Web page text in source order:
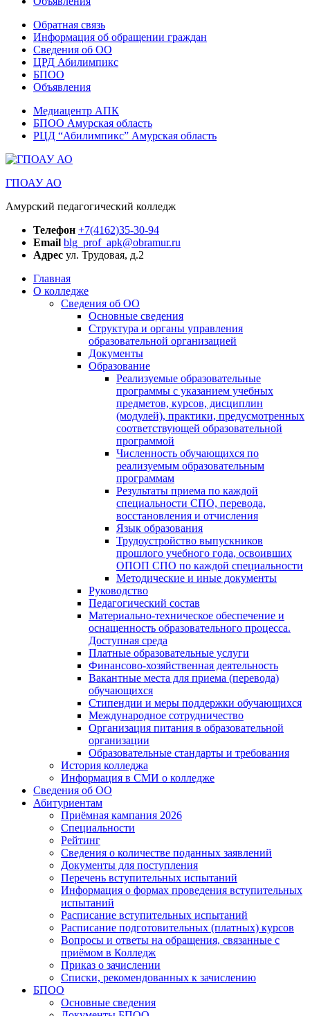
Обратная связь
Информация об обращении граждан
Сведения об ОО
ЦРД Абилимпикс
БПОО
Объявления
Медиацентр АПК
БПОО Амурская область
РЦД “Абилимпикс” Амурская область
ГПОАУ АО
Амурский педагогический колледж
Телефон +7(4162)35-30-94
Email blg_prof_apk@obramur.ru
Адрес ул. Трудовая, д.2
Главная
О колледже
Сведения об ОО
Основные сведения
Структура и органы управления
образовательной организацией
Документы
Образование
Реализуемые образовательные
программы с указанием учебных
предметов, курсов, дисциплин
(модулей), практики, предусмотренных
соответствующей образовательной
программой
Численность обучающихся по
реализуемым образовательным
программам
Результаты приема по каждой
специальности СПО, перевода,
восстановления и отчисления
Язык образования
Трудоустройство выпускников
прошлого учебного года, освоивших
ОПОП СПО по каждой специальности
Методические и иные документы
Руководство
Педагогический состав
Материально-техническое обеспечение и
оснащенность образовательного процесса.
Доступная среда
Платные образовательные услуги
Финансово-хозяйственная деятельность
Вакантные места для приема (перевода)
обучающихся
Стипендии и меры поддержки обучающихся
Международное сотрудничество
Организация питания в образовательной
организации
Образовательные стандарты и требования
История колледжа
Информация в СМИ о колледже
Сведения об ОО
Абитуриентам
Приёмная кампания 2026
Специальности
Рейтинг
Сведения о количестве поданных заявлений
Документы для поступления
Перечень вступительных испытаний
Информация о формах проведения вступительных
испытаний
Расписание вступительных испытаний
Расписание подготовительных (платных) курсов
Вопросы и ответы на обращения, связанные с
приёмом в Колледж
Приказ о зачислении
Списки, рекомендованных к зачислению
БПОО
Основные сведения